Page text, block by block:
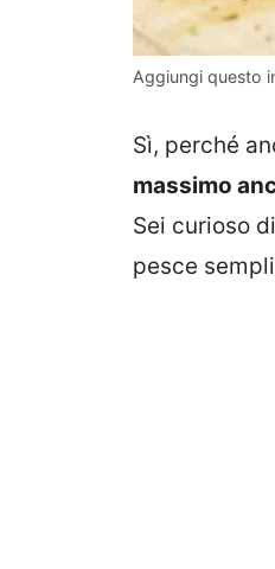
Aggiungi questo
Sì, perché
massimo
Sei curioso
pesce